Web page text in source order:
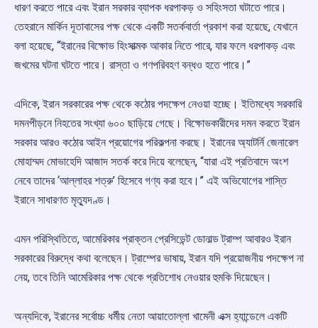
ধারণ করতে পারে এবং ইরান সরকার ব্যাপক ধরপাকড় ও সহিংসতা ঘটাতে পারে।
তেহরানে মার্কিন দূতাবাসের পক্ষ থেকে একটি সতর্কবার্তা প্রকাশ করা হয়েছে, যেখানে
বলা হয়েছে, “ইরানের বিক্ষোভ হিংসাত্মক আকার নিতে পারে, যার ফলে ধরপাকড় এবং
জখমের ঘটনা ঘটতে পারে। রাস্তা ও গণপরিবহণ বন্ধও হতে পারে।”
এদিকে, ইরান সরকারের পক্ষ থেকে কঠোর পদক্ষেপ নেওয়া হচ্ছে। ইতিমধ্যে সরকারি
দমনপীড়নে নিহতের সংখ্যা ৬০০ ছাড়িয়ে গেছে। বিক্ষোভকারীদের দমন করতে ইরান
সরকার আরও কঠোর আইন প্রয়োগের পরিকল্পনা করছে। ইরানের অ্যাটর্নি জেনারেল
মোহাম্মদ মোভাহেদি আজাদ সতর্ক করে দিয়ে বলেছেন, “যারা এই প্রতিবাদে অংশ
নেবে তাদের ‘আল্লাহর শত্রু’ হিসেবে গণ্য করা হবে।” এই অভিযোগের শাস্তি
ইরানে সাধারণত মৃত্যুদণ্ড।
এমন পরিস্থিতিতে, আমেরিকার প্রাক্তন প্রেসিডেন্ট ডোনাল্ড ট্রাম্প আবারও ইরান
সরকারের বিরুদ্ধে কথা বলেছেন। ট্রাম্পের ভাষায়, ইরান যদি প্রয়োজনীয় পদক্ষেপ না
নেয়, তবে তিনি আমেরিকার পক্ষ থেকে প্রতিশোধ নেওয়ার হুমকি দিয়েছেন।
অন্যদিকে, ইরানের সর্বোচ্চ ধর্মীয় নেতা আয়াতোল্লা খামেনী এক্স হ্যান্ডেলে একটি